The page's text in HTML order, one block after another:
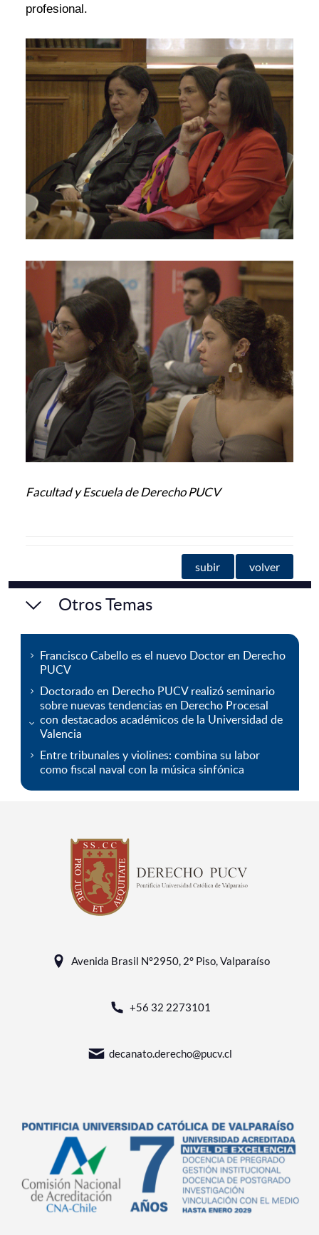
profesional.
Facultad y Escuela de Derecho PUCV
subir volver
Otros Temas
Francisco Cabello es el nuevo Doctor en Derecho
PUCV
Doctorado en Derecho PUCV realizó seminario
sobre nuevas tendencias en Derecho Procesal
con destacados académicos de la Universidad de
Valencia
Entre tribunales y violines: combina su labor
como fiscal naval con la música sinfónica
Avenida Brasil N°2950, 2° Piso, Valparaíso
+56 32 2273101
decanato.derecho@pucv.cl